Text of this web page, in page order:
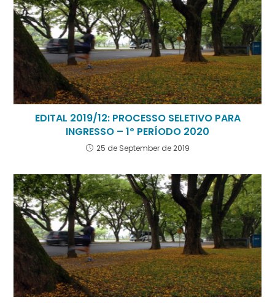
EDITAL 2019/12: PROCESSO SELETIVO PARA
INGRESSO – 1º PERÍODO 2020
25 de September de 2019